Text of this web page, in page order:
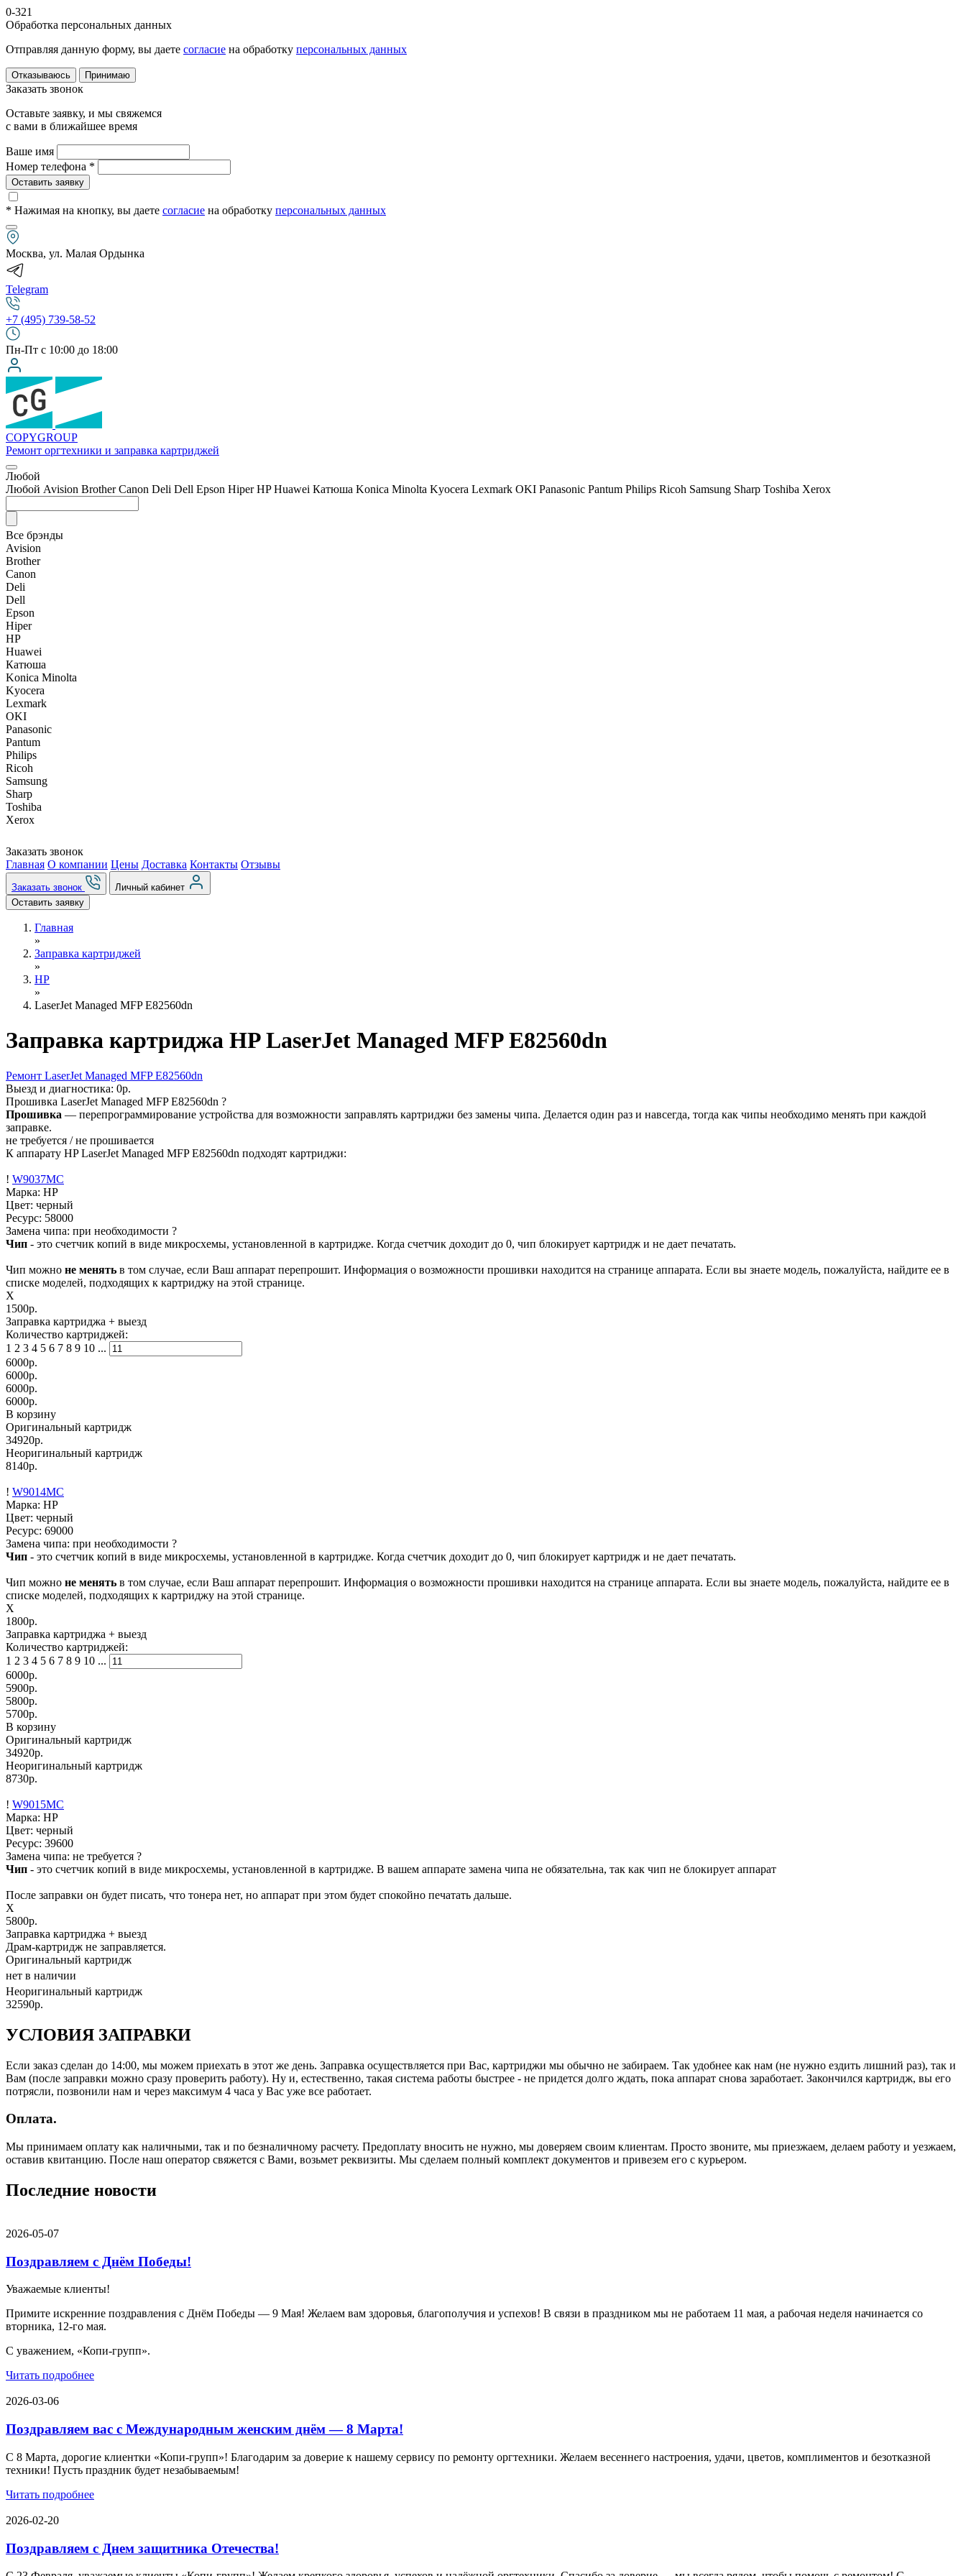
0-321
Обработка персональных данных
Отправляя данную форму, вы даете согласие на обработку персональных данных
Отказываюсь Принимаю
Заказать звонок
Оставьте заявку, и мы свяжемся
с вами в ближайшее время
Ваше имя
Номер телефона *
Оставить заявку
* Нажимая на кнопку, вы даете согласие на обработку персональных данных
Москва, ул. Малая Ордынка
Telegram
+7 (495) 739-58-52
Пн-Пт с 10:00 до 18:00
COPYGROUP
Ремонт оргтехники и заправка картриджей
Любой
Любой Avision Brother Canon Deli Dell Epson Hiper HP Huawei Катюша Konica Minolta Kyocera Lexmark OKI Panasonic Pantum Philips Ricoh Samsung Sharp Toshiba Xerox
Все брэнды
Avision
Brother
Canon
Deli
Dell
Epson
Hiper
HP
Huawei
Катюша
Konica Minolta
Kyocera
Lexmark
OKI
Panasonic
Pantum
Philips
Ricoh
Samsung
Sharp
Toshiba
Xerox
Заказать звонок
Главная О компании Цены Доставка Контакты Отзывы
Заказать звонок
Личный кабинет
Оставить заявку
Главная
»
Заправка картриджей
»
HP
»
LaserJet Managed MFP E82560dn
Заправка картриджа HP LaserJet Managed MFP E82560dn
Ремонт LaserJet Managed MFP E82560dn
Выезд и диагностика: 0р.
Прошивка LaserJet Managed MFP E82560dn ?
Прошивка — перепрограммирование устройства для возможности заправлять картриджи без замены чипа. Делается один раз и навсегда, тогда как чипы необходимо менять при каждой
заправке.
не требуется / не прошивается
К аппарату HP LaserJet Managed MFP E82560dn подходят картриджи:
! W9037MC
Марка: HP
Цвет: черный
Ресурс: 58000
Замена чипа: при необходимости ?
Чип - это счетчик копий в виде микросхемы, установленной в картридже. Когда счетчик доходит до 0, чип блокирует картридж и не дает печатать.
Чип можно не менять в том случае, если Ваш аппарат перепрошит. Информация о возможности прошивки находится на странице аппарата. Если вы знаете модель, пожалуйста, найдите ее в
списке моделей, подходящих к картриджу на этой странице.
X
1500р.
Заправка картриджа + выезд
Количество картриджей:
1 2 3 4 5 6 7 8 9 10 ...
6000р.
6000р.
6000р.
6000р.
В корзину
Оригинальный картридж
34920р.
Неоригинальный картридж
8140р.
! W9014MC
Марка: HP
Цвет: черный
Ресурс: 69000
Замена чипа: при необходимости ?
Чип - это счетчик копий в виде микросхемы, установленной в картридже. Когда счетчик доходит до 0, чип блокирует картридж и не дает печатать.
Чип можно не менять в том случае, если Ваш аппарат перепрошит. Информация о возможности прошивки находится на странице аппарата. Если вы знаете модель, пожалуйста, найдите ее в
списке моделей, подходящих к картриджу на этой странице.
X
1800р.
Заправка картриджа + выезд
Количество картриджей:
1 2 3 4 5 6 7 8 9 10 ...
6000р.
5900р.
5800р.
5700р.
В корзину
Оригинальный картридж
34920р.
Неоригинальный картридж
8730р.
! W9015MC
Марка: HP
Цвет: черный
Ресурс: 39600
Замена чипа: не требуется ?
Чип - это счетчик копий в виде микросхемы, установленной в картридже. В вашем аппарате замена чипа не обязательна, так как чип не блокирует аппарат
После заправки он будет писать, что тонера нет, но аппарат при этом будет спокойно печатать дальше.
X
5800р.
Заправка картриджа + выезд
Драм-картридж не заправляется.
Оригинальный картридж
нет в наличии
Неоригинальный картридж
32590р.
УСЛОВИЯ ЗАПРАВКИ
Если заказ сделан до 14:00, мы можем приехать в этот же день. Заправка осуществляется при Вас, картриджи мы обычно не забираем. Так удобнее как нам (не нужно ездить лишний раз), так и
Вам (после заправки можно сразу проверить работу). Ну и, естественно, такая система работы быстрее - не придется долго ждать, пока аппарат снова заработает. Закончился картридж, вы его
потрясли, позвонили нам и через максимум 4 часа у Вас уже все работает.
Оплата.
Мы принимаем оплату как наличными, так и по безналичному расчету. Предоплату вносить не нужно, мы доверяем своим клиентам. Просто звоните, мы приезжаем, делаем работу и уезжаем,
оставив квитанцию. После наш оператор свяжется с Вами, возьмет реквизиты. Мы сделаем полный комплект документов и привезем его с курьером.
Последние новости
2026-05-07
Поздравляем с Днём Победы!
Уважаемые клиенты!
Примите искренние поздравления с Днём Победы — 9 Мая! Желаем вам здоровья, благополучия и успехов! В связи в праздником мы не работаем 11 мая, а рабочая неделя начинается со
вторника, 12-го мая.
С уважением, «Копи-групп».
Читать подробнее
2026-03-06
Поздравляем вас с Международным женским днём — 8 Марта!
С 8 Марта, дорогие клиентки «Копи‑групп»! Благодарим за доверие к нашему сервису по ремонту оргтехники. Желаем весеннего настроения, удачи, цветов, комплиментов и безотказной
техники! Пусть праздник будет незабываемым!
Читать подробнее
2026-02-20
Поздравляем с Днем защитника Отечества!